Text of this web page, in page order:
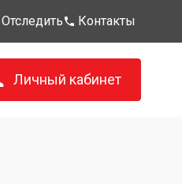
Отследить Контакты
Личный кабинет